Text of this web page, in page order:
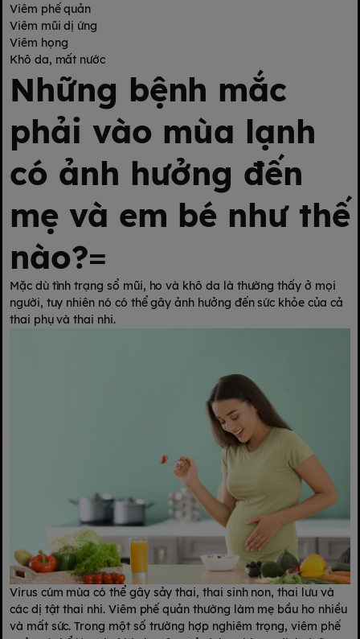
Viêm phế quản
Viêm mũi dị ứng
Viêm họng
Khô da, mất nước
Những bệnh mắc
phải vào mùa lạnh
có ảnh hưởng đến
mẹ và em bé như thế
nào?=
Mặc dù tình trạng sổ mũi, ho và khô da là thường thấy ở mọi
người, tuy nhiên nó có thể gây ảnh hưởng đến sức khỏe của cả
thai phụ và thai nhi.
Virus cúm mùa có thể gây sảy thai, thai sinh non, thai lưu và
các dị tật thai nhi. Viêm phế quản thường làm mẹ bầu ho nhiều
và mất sức. Trong một số trường hợp nghiêm trọng, viêm phế